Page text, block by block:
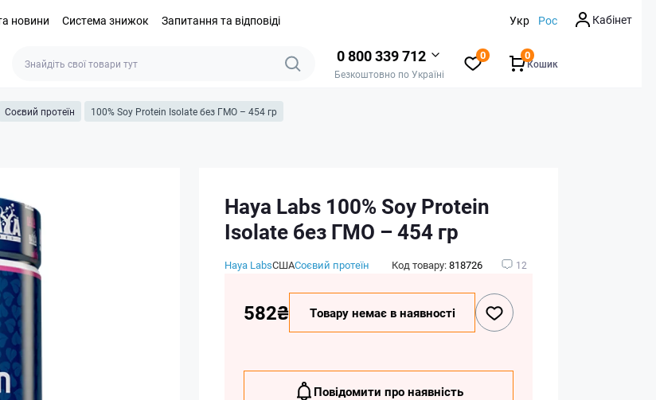
новини Система знижок Запитання та відповіді Укр Рос Кабінет
0 800 339 712
Безкоштовно по Україні
0
Кошик
0
Соєвий протеїн 100% Soy Protein Isolate без ГМО – 454 гр
Haya Labs 100% Soy Protein
Isolate без ГМО – 454 гр
Haya LabsСШАСоєвий протеїн Код товару:818726 12
582₴ Товару немає в наявності
Повідомити про наявність